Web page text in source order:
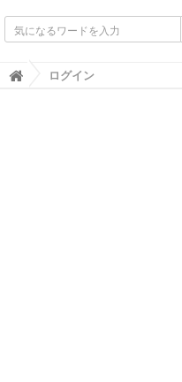
不動産業界専門紙｜週刊住宅
ログイン